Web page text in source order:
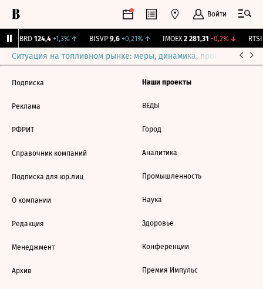
Войти
ABRD 124,4 +1,3%↑ BISVP 9,6 +0,21%↑ IMOEX 2 281,31 -0,2%↓ RTSI
Ситуация на топливном рынке: меры, динамика, прогнозы
Подписка
Реклама
РФРИТ
Справочник компаний
Подписка для юр.лиц
О компании
Редакция
Менеджмент
Архив
Наши проекты
ВЕДЫ
Город
Аналитика
Промышленность
Наука
Здоровье
Конференции
Премия Импульс